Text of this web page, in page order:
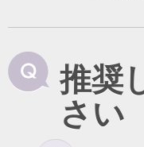
推奨
さい